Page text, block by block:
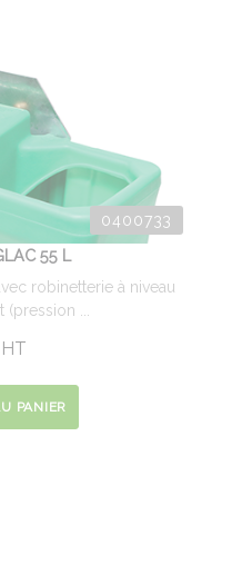
0400733
55 L
robinetterie à niveau
...
HT
PANIER